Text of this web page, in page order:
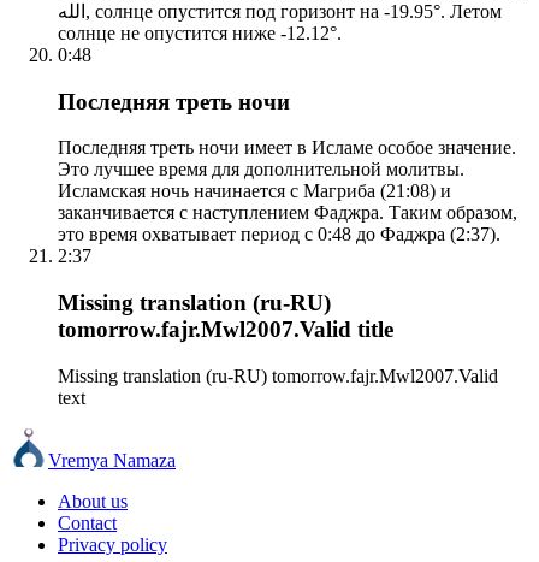
الله, солнце опустится под горизонт на -19.95°. Летом
солнце не опустится ниже -12.12°.
0:48
Последняя треть ночи
Последняя треть ночи имеет в Исламе особое значение.
Это лучшее время для дополнительной молитвы.
Исламская ночь начинается с Магриба (21:08) и
заканчивается с наступлением Фаджра. Таким образом,
это время охватывает период с 0:48 до Фаджра (2:37).
2:37
Missing translation (ru-RU)
tomorrow.fajr.Mwl2007.Valid title
Missing translation (ru-RU) tomorrow.fajr.Mwl2007.Valid
text
Vremya Namaza
About us
Contact
Privacy policy